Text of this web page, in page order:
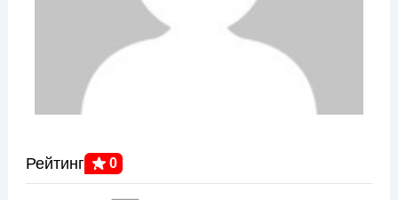
Рейтинг 0